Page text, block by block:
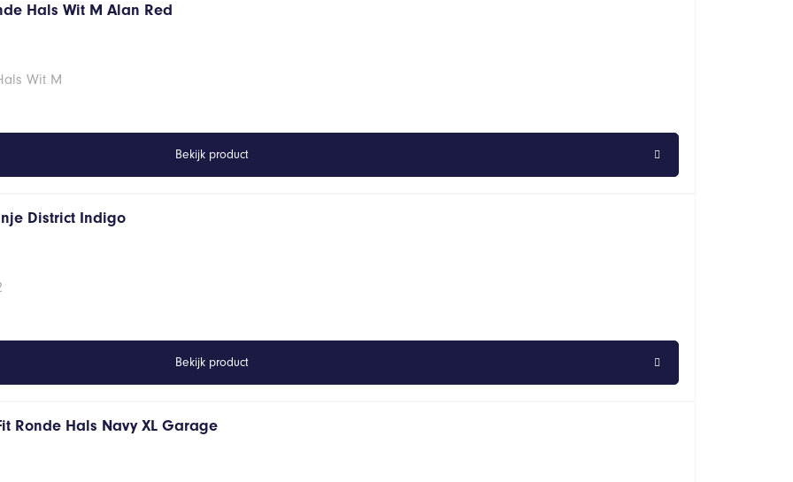
Hals Wit M Alan Red
Wit M
Bekijk product
District Indigo
Bekijk product
Ronde Hals Navy XL Garage